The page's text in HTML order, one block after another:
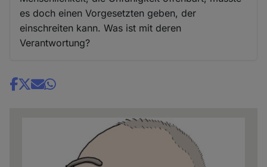
es doch einen Vorgesetzten geben, der
einschreiten kann. Was ist mit deren
Verantwortung?
Share